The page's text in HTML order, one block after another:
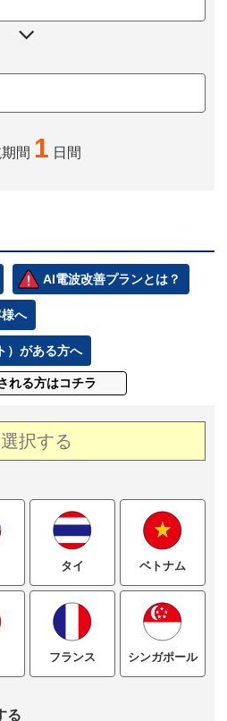

間 1 日間
AI電波改善プランとは？
へ
）がある方へ
れる方はコチラ
タイ ベトナム
フランス シンガポール
る